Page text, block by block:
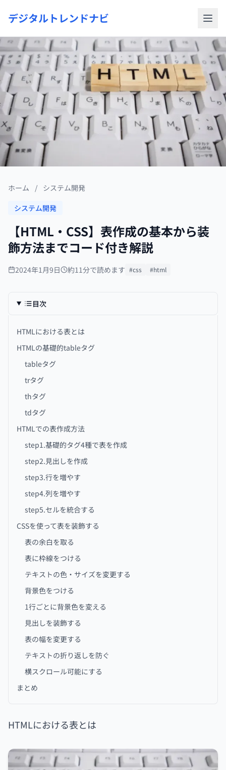
デジタルトレンドナビ
ホーム / システム開発
システム開発
【HTML・CSS】表作成の基本から装
飾方法までコード付き解説
2024年1月9日 約11分で読めます #css #html
目次
HTMLにおける表とは
HTMLの基礎的tableタグ
tableタグ
trタグ
thタグ
tdタグ
HTMLでの表作成方法
step1.基礎的タグ4種で表を作成
​​​​​​​​step2.見出しを作成
step3.行を増やす
step4.列を増やす
step5.セルを統合する
CSSを使って表を装飾する
表の余白を取る
表に枠線をつける
テキストの色・サイズを変更する
背景色をつける
1行ごとに背景色を変える
見出しを装飾する
表の幅を変更する
テキストの折り返しを防ぐ
横スクロール可能にする
まとめ
HTMLにおける表とは